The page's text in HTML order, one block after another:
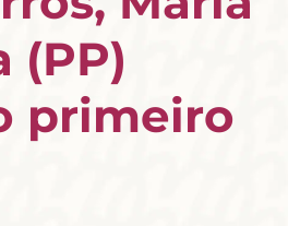
(PP)
primeiro